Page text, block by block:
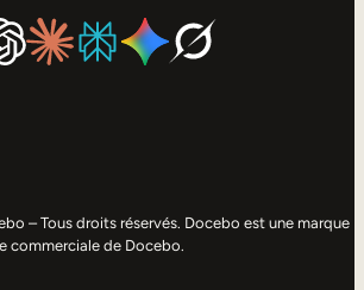
– Tous droits réservés. Docebo est une marque
commerciale de Docebo.